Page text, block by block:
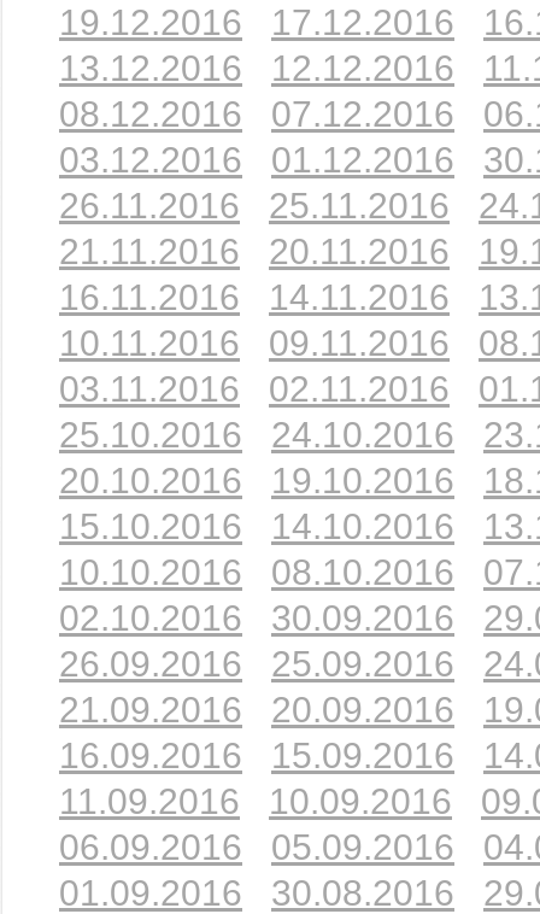
19.12.2016
17.12.2016
13.12.2016
12.12.2016
08.12.2016
07.12.2016
03.12.2016
01.12.2016
26.11.2016
25.11.2016
21.11.2016
20.11.2016
16.11.2016
14.11.2016
10.11.2016
09.11.2016
03.11.2016
02.11.2016
25.10.2016
24.10.2016
20.10.2016
19.10.2016
15.10.2016
14.10.2016
10.10.2016
08.10.2016
02.10.2016
30.09.2016
26.09.2016
25.09.2016
21.09.2016
20.09.2016
16.09.2016
15.09.2016
11.09.2016
10.09.2016
06.09.2016
05.09.2016
01.09.2016
30.08.2016